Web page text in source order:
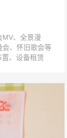
MV、全景漫
会、怀旧歌会等
、设备租赁